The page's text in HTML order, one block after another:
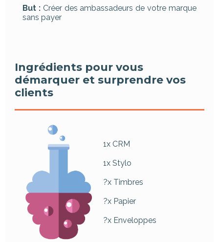
But :Créer des ambassadeurs de votre marque
sans payer
Ingrédients pour vous
démarquer et surprendre vos
clients
1x CRM
1x Stylo
?x Timbres
?x Papier
?x Enveloppes